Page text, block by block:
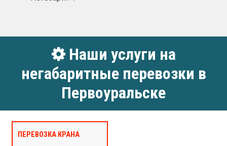
Наши услуги на
негабаритные перевозки в
Первоуральске
ПЕРЕВОЗКА КРАНА